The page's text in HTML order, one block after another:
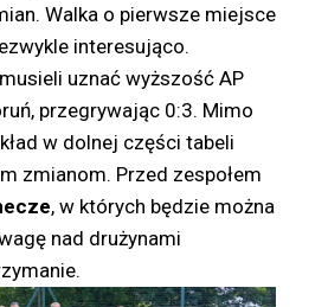
Walka o pierwsze miejsce
interesująco.
musieli uznać wyższość AP
przegrywając 0:3. Mimo
w dolnej części tabeli
zmianom. Przed zespołem
, w których będzie można
nad drużynami